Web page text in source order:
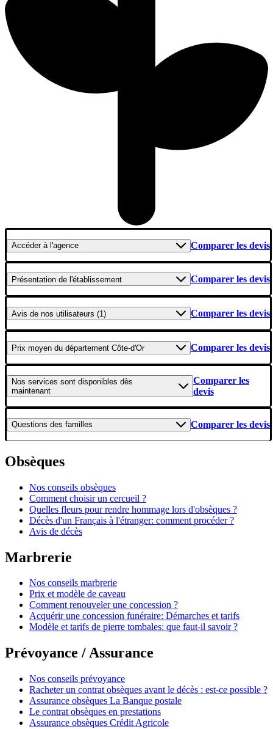
Accéderà l'agence Comparer les devis
Présentation de l'établissement Comparer les devis
Avis de nos utilisateurs (1) Comparer les devis
Prix moyen du département Côte-d'Or Comparer les devis
Nos services sont disponibles dès
maintenant
Comparer les
devis
Questions des familles Comparer les devis
Obsèques
Nos conseils obsèques
Comment choisir un cercueil ?
Quelles fleurs pour rendre hommage lors d'obsèques ?
Décès d'un Français à l'étranger: comment procéder ?
Avis de décès
Marbrerie
Nos conseils marbrerie
Prix et modèle de caveau
Comment renouveler une concession ?
Acquérir une concession funéraire: Démarches et tarifs
Modèle et tarifs de pierre tombales: que faut-il savoir ?
Prévoyance / Assurance
Nos conseils prévoyance
Racheter un contrat obsèques avant le décès : est-ce possible ?
Assurance obsèques La Banque postale
Le contrat obsèques en prestations
Assurance obsèques Crédit Agricole